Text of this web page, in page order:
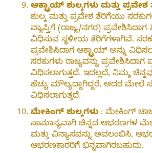
ಆಕ್ಟ್ರಾಯ್ ಶುಲ್ಕಗಳು ಮತ್ತು ಪ್ರವೇಶ
ಶುಲ್ಕ ಮತ್ತು ಪ್ರವೇಶ ತೆರಿಗೆಯು
ವ್ಯಾಪ್ತಿಗೆ (ರಾಜ್ಯ/ನಗರ)
ವಿಧಿಸುವ ಸ್ಥಳೀಯ ತೆರಿಗೆಗಳಾಗಿವೆ.
ಪ್ರವೇಶಿಸಿದಾಗ ಆಕ್ಟ್ರಾಯ್ ಅನ್ನು
ಸರಕುಗಳು ರಾಜ್ಯವನ್ನು ಪ್ರವೇಶಿಸಿದಾಗ
ವಿಧಿಸಲಾಗುತ್ತದೆ. ಇದಲ್ಲದೆ, ನಿಮ್ಮ
ಹೆಚ್ಚು ಮೌಲ್ಯದ್ದಾಗಿದ್ದರೆ, ಅದರ ಮೇಲೆ
ವಿಧಿಸಲಾಗುತ್ತದೆ.
ಮೇಕಿಂಗ್ ಶುಲ್ಕಗಳು : ಮೇಕಿಂಗ್
ಸಾಮಾನ್ಯವಾಗಿ ಚಿನ್ನದ ಆಭರಣಗಳ
ಮತ್ತು ವಿನ್ಯಾಸವನ್ನು ಅವಲಂಬಿಸಿ,
ಆಭರಣಕಾರರಿಗೆ ಭಿನ್ನವಾಗಿರಬಹುದು.